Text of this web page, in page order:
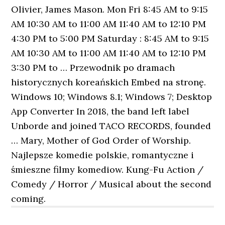
Olivier, James Mason. Mon Fri 8:45 AM to 9:15
AM 10:30 AM to 11:00 AM 11:40 AM to 12:10 PM
4:30 PM to 5:00 PM Saturday : 8:45 AM to 9:15
AM 10:30 AM to 11:00 AM 11:40 AM to 12:10 PM
3:30 PM to … Przewodnik po dramach
historycznych koreańskich Embed na stronę.
Windows 10; Windows 8.1; Windows 7; Desktop
App Converter In 2018, the band left label
Unborde and joined TACO RECORDS, founded
… Mary, Mother of God Order of Worship.
Najlepsze komedie polskie, romantyczne i
śmieszne filmy komediow. Kung-Fu Action /
Comedy / Horror / Musical about the second
coming.